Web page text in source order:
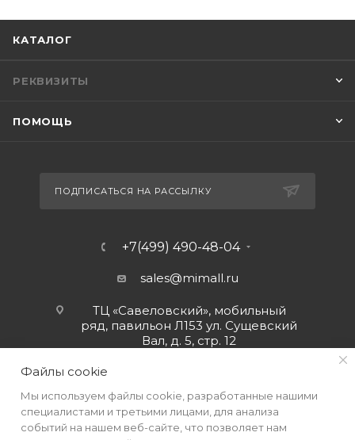
КАТАЛОГ
РЕКВИЗИТЫ
ПОМОЩЬ
ПОДПИСАТЬСЯ НА РАССЫЛКУ
+7(499) 490-48-04
sales@mimall.ru
ТЦ «Савеловский», мобильный
ряд, павильон Л153 ул. Сущевский
Вал, д. 5, стр. 12
Файлы cookie
Мы используем файлы cookie, разработанные нашими
специалистами и третьими лицами, для анализа
событий на нашем веб-сайте, что позволяет нам